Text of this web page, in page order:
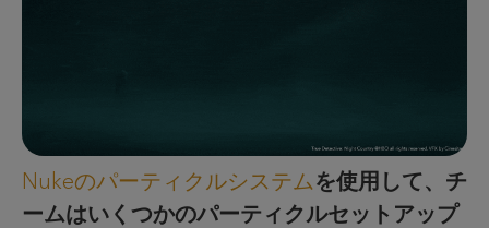
Nukeのパーティクルシステムを使用して、チ
ームはいくつかのパーティクルセットアップ